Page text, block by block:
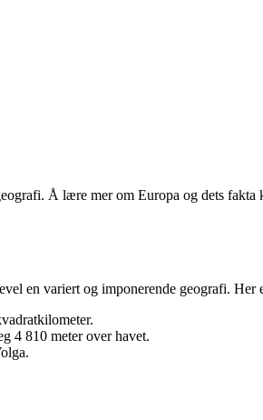
Å lære mer om Europa og dets
en variert og imponerende geografi. Her
4 810 meter over havet.